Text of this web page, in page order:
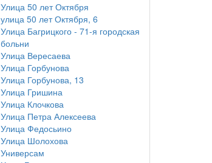
Улица 50 лет Октября
улица 50 лет Октября, 6
Улица Багрицкого - 71-я городская
больни
Улица Вересаева
Улица Горбунова
Улица Горбунова, 13
Улица Гришина
Улица Клочкова
Улица Петра Алексеева
Улица Федосьино
Улица Шолохова
Универсам